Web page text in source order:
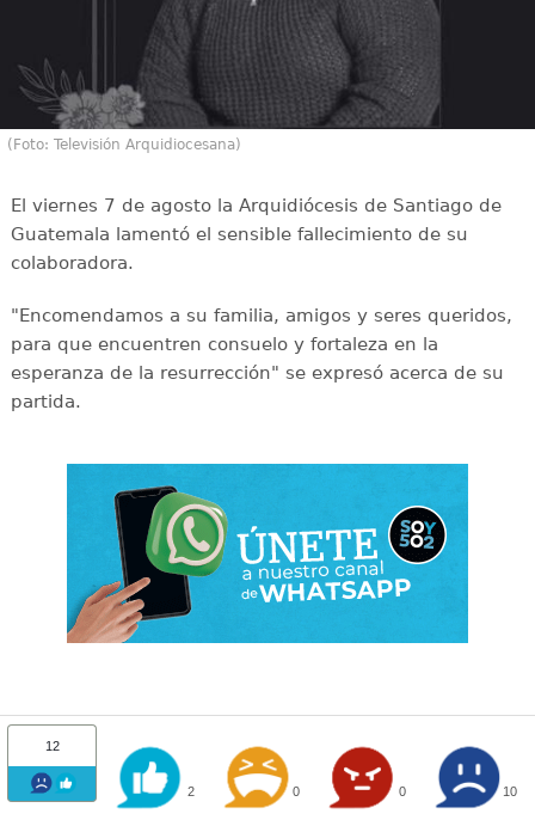
(Foto: Televisión Arquidiocesana)
El viernes 7 de agosto la Arquidiócesis de Santiago de
Guatemala lamentó el sensible fallecimiento de su
colaboradora.
"Encomendamos a su familia, amigos y seres queridos,
para que encuentren consuelo y fortaleza en la
esperanza de la resurrección" se expresó acerca de su
partida.
12
2 0 0 10